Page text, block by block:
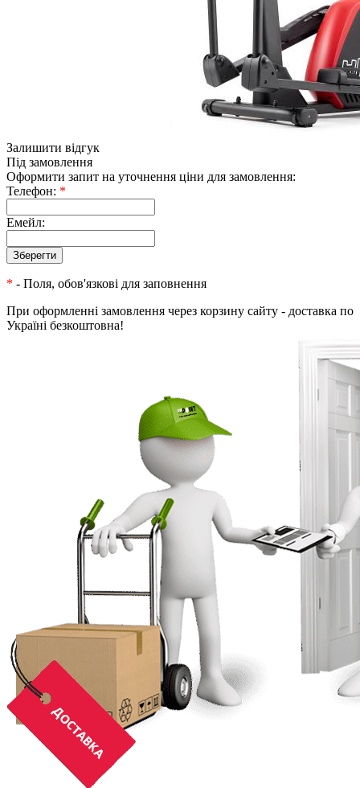
Залишити відгук
Під замовлення
Оформити запит на уточнення ціни для замовлення:
Телефон: *
Емейл:
* - Поля, обов'язкові для заповнення
При оформленні замовлення через корзину сайту - доставка по
Україні безкоштовна!